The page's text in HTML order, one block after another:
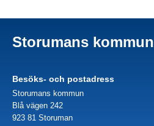
Storumans kommun
Besöks- och postadress
Storumans kommun
Blå vägen 242
923 81 Storuman